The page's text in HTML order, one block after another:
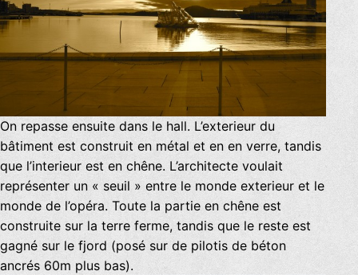
On repasse ensuite dans le hall. L’exterieur du
bâtiment est construit en métal et en en verre, tandis
que l’interieur est en chêne. L’architecte voulait
représenter un « seuil » entre le monde exterieur et le
monde de l’opéra. Toute la partie en chêne est
construite sur la terre ferme, tandis que le reste est
gagné sur le fjord (posé sur de pilotis de béton
ancrés 60m plus bas).